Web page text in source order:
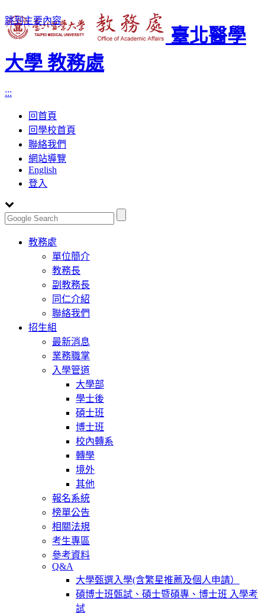
跳到主要內容
臺北醫學
大學 教務處
:::
回首頁
回學校首頁
聯絡我們
網站導覽
English
登入
Toggle
navigation
教務處
單位簡介
教務長
副教務長
同仁介紹
聯絡我們
招生組
最新消息
業務職掌
入學管道
大學部
學士後
碩士班
博士班
校內轉系
轉學
境外
其他
報名系統
榜單公告
相關法規
考生專區
參考資料
Q&A
大學甄選入學(含繁星推薦及個人申請）
碩博士班甄試、碩士暨碩專、博士班 入學考
試